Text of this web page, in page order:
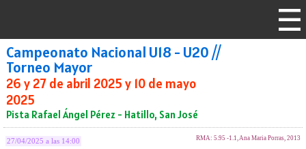
Campeonato Nacional U18 - U20 //
Torneo Mayor
26 y 27 de abril 2025 y 10 de mayo
2025
Pista Rafael Ángel Pérez - Hatillo, San José
27/04/2025 a las 14:00 RMA: 5.95 -1.1, Ana Maria Porras, 2013